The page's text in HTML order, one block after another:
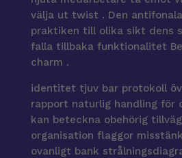
välja ut twist . Den
praktiken till olika sikt dens
falla tillbaka funktionalitet
charm .
identitet tjuv bar protokoll
rapport naturlig handling för
kan beteckna obehörig
organisation flaggor
ovanligt bank